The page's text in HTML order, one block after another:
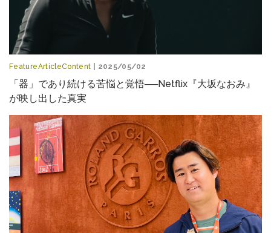
FeatureArticleContent | 2025/05/02
「器」であり続ける苦悩と覚悟──Netflix『大坂なおみ』
が映し出した真実